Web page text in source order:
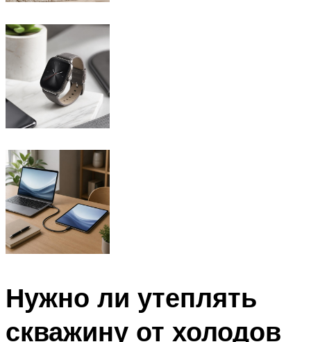
Нужно ли утеплять
скважину от холодов